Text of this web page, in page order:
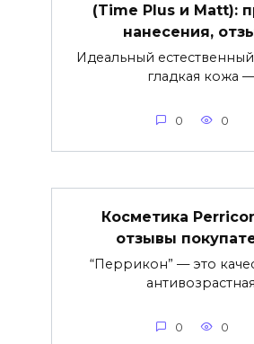
(Time Plus и Matt):
нанесения,
Идеальный
гладкая кожа —
0 0
Косметика
отзывы
“Перрикон” — это
антивозрастная
0 0